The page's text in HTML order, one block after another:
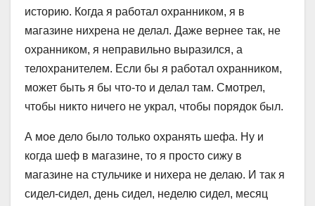
историю. Когда я работал охранником, я в
магазине нихрена не делал. Даже вернее так, не
охранником, я неправильно выразился, а
телохранителем. Если бы я работал охранником,
может быть я бы что-то и делал там. Смотрел,
чтобы никто ничего не украл, чтобы порядок был.
А мое дело было только охранять шефа. Ну и
когда шеф в магазине, то я просто сижу в
магазине на стульчике и нихера не делаю. И так я
сидел-сидел, день сидел, неделю сидел, месяц